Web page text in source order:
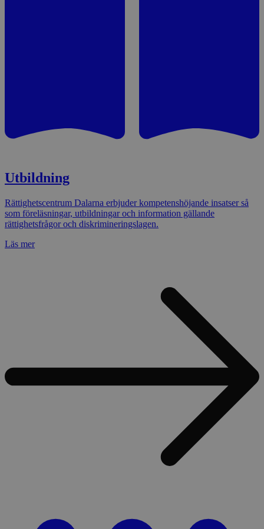
Utbildning
Rättighetscentrum Dalarna erbjuder kompetenshöjande insatser så
som föreläsningar, utbildningar och information gällande
rättighetsfrågor och diskrimineringslagen.
Läs mer